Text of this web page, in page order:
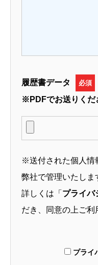
履歴書データ 必須
※PDFでお送りくだ
※送付された個人情
弊社で管理いたしま
詳しくは「 プライバ
だき、同意の上ご利
プライ